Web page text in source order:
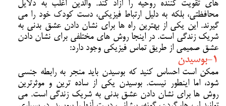
های تقویت کننده روحیه را آزاد کند. والدین اغلب به دلایل
محافظتی، بلکه به دلیل ارتباط فیزیکی، دست کودک خود را می
گیرند. این یکی از بهترین راه ها برای نشان دادن عشق بدنی به
شریک زندگی است. در اینجا روش های مختلفی برای نشان دادن
عشق صمیمی از طریق تماس فیزیکی وجود دارد:
1-بوسیدن
ممکن است احساس کنید که بوسیدن باید منجر به رابطه جنسی
شود، اما اینطور نیست. بوسیدن یکی از ساده ترین و موثرترین
روش ها برای نشان دادن عشق بدنی به شریک زندگی است. می